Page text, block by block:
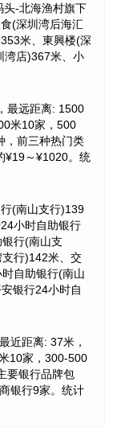
头-北海渔村旗下
(深圳湾后海汇
米、東興楼(深
湾店)367米、小
最远距离: 1500
米10家，500
，前三种热门类
¥19～¥1020。统
(南山支行)139
小时自助银行
行(南山支
行)142米、交
自助银行(南山
银行24小时自
近距离: 37米，
10家，300-500
要银行品牌包
银行9家。统计